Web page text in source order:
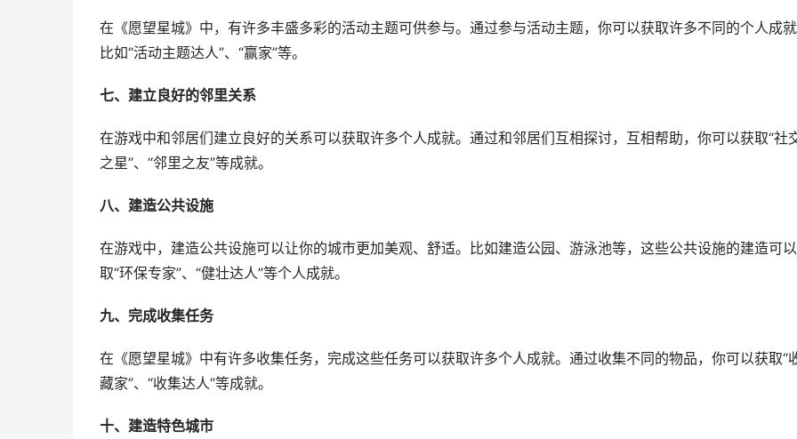
在《愿望星城》中，有许多丰盛多彩的活动主题可供参与。通过参与活动主题，你可以获取许多不同的个人成就
比如“活动主题达人”、“赢家”等。
七、建立良好的邻里关系
在游戏中和邻居们建立良好的关系可以获取许多个人成就。通过和邻居们互相探讨，互相帮助，你可以获取“社
之星”、“邻里之友”等成就。
八、建造公共设施
在游戏中，建造公共设施可以让你的城市更加美观、舒适。比如建造公园、游泳池等，这些公共设施的建造可
取“环保专家”、“健壮达人”等个人成就。
九、完成收集任务
在《愿望星城》中有许多收集任务，完成这些任务可以获取许多个人成就。通过收集不同的物品，你可以获取“
藏家”、“收集达人”等成就。
十、建造特色城市